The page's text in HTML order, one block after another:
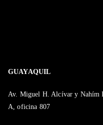
GUAYAQUIL
Av. Miguel H. Alcívar y Nahím
A, oficina 807